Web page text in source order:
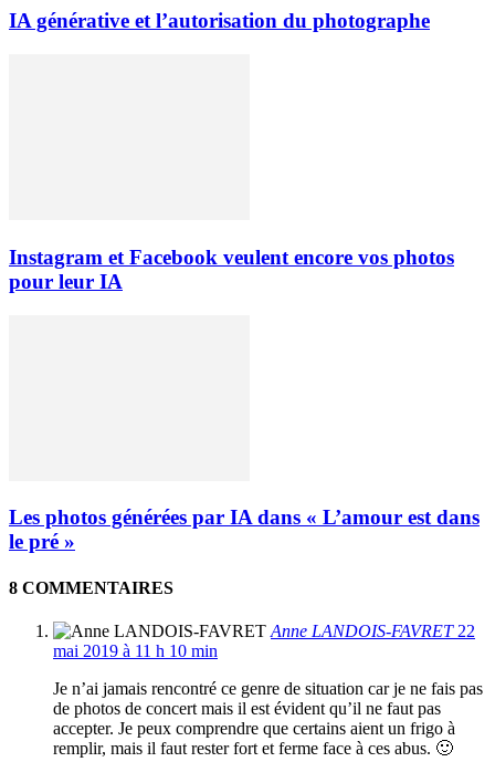
IA générative et l’autorisation du photographe
Instagram et Facebook veulent encore vos photos
pour leur IA
Les photos générées par IA dans « L’amour est dans
le pré »
8 COMMENTAIRES
Anne LANDOIS-FAVRET 22
mai 2019 à 11 h 10 min
Je n’ai jamais rencontré ce genre de situation car je ne fais pas
de photos de concert mais il est évident qu’il ne faut pas
accepter. Je peux comprendre que certains aient un frigo à
remplir, mais il faut rester fort et ferme face à ces abus. 🙂